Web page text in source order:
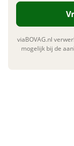
Garanties
BOVAG Garantie
viaBOVAG.nl
mogelijk bij de